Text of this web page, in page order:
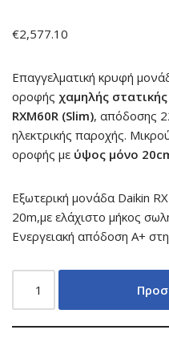
€2,577.10
Επαγγελματική κρυφή
οροφής χαμηλής στατικής
RXM60R (Slim), απόδοσης
ηλεκτρικής παροχής.
οροφής με ύψος μόνο
Εξωτερική μονάδα Daikin
20m,με ελάχιστο μήκος
Ενεργειακή απόδοση A+